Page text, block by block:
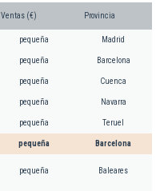
Ventas (€) Provincia
pequeña Madrid
pequeña Barcelona
pequeña Cuenca
pequeña Navarra
pequeña Teruel
pequeña Barcelona
pequeña Baleares